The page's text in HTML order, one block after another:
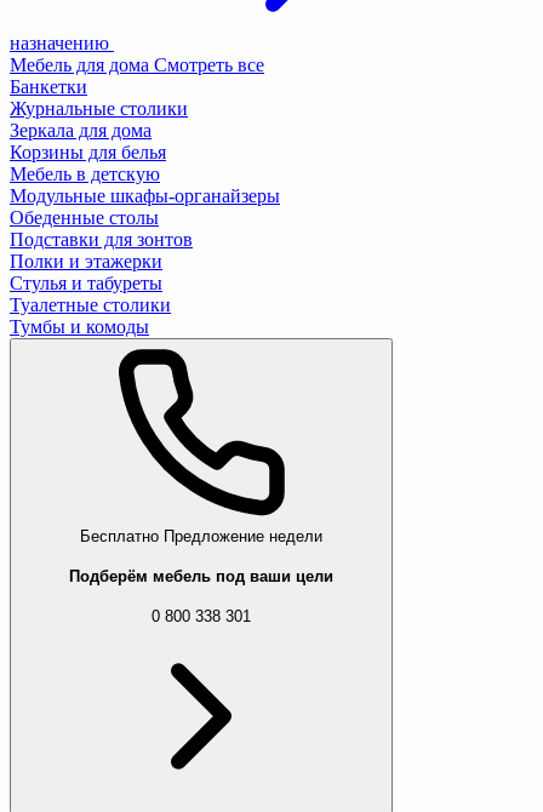
назначению
Мебель для дома Смотреть все
Банкетки
Журнальные столики
Зеркала для дома
Корзины для белья
Мебель в детскую
Модульные шкафы-органайзеры
Обеденные столы
Подставки для зонтов
Полки и этажерки
Стулья и табуреты
Туалетные столики
Тумбы и комоды
Бесплатно Предложение недели
Подберём мебель под ваши цели
0 800 338 301